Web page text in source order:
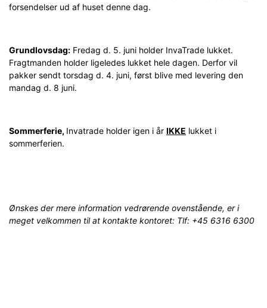
forsendelser ud af huset denne dag.
Grundlovsdag: Fredag d. 5. juni holder InvaTrade lukket.
Fragtmanden holder ligeledes lukket hele dagen. Derfor vil
pakker sendt torsdag d. 4. juni, først blive med levering den
mandag d. 8 juni.
Sommerferie, Invatrade holder igen i år IKKE lukket i
sommerferien.
Ønskes der mere information vedrørende ovenstående, er i
meget velkommen til at kontakte kontoret: Tlf: +45 6316 6300